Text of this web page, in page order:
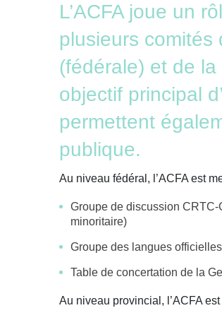
L’ACFA joue un
plusieurs
(fédérale) et de la
objectif principal
permettent
publique.
Au niveau fédéral, l’ACFA est
Groupe de discussion
minoritaire)
Groupe des langues
Table de concertation de la
Au niveau provincial, l’ACFA